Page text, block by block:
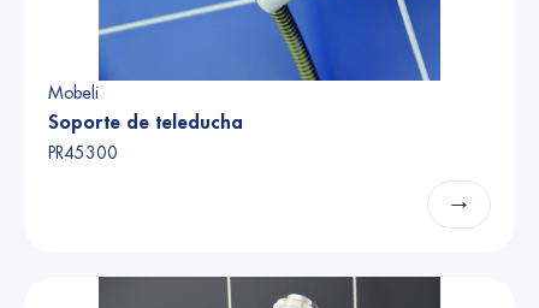
Mobeli
Soporte de teleducha
PR45300
→